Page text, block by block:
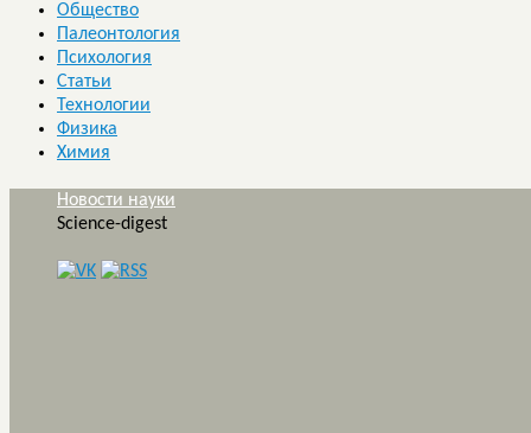
Общество
Палеонтология
Психология
Статьи
Технологии
Физика
Химия
Новости науки
Science-digest